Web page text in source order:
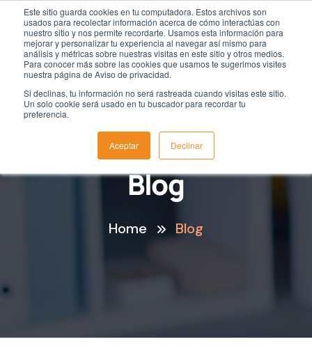
Este sitio guarda cookies en tu computadora. Estos archivos son
usados para recolectar información acerca de cómo interactúas con
nuestro sitio y nos permite recordarte. Usamos esta información para
mejorar y personalizar tu experiencia al navegar así mismo para
análisis y métricas sobre nuestras visitas en este sitio y otros medios.
Para conocer más sobre las cookies que usamos te sugerimos visites
nuestra página de Aviso de privacidad.
Si declinas, tu información no será rastreada cuando visitas este sitio.
Un solo cookie será usado en tu buscador para recordar tu
preferencia.
Aceptar Declinar
Blog
Home Blog